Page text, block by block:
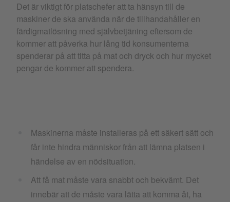
Det är viktigt för platschefer att ta hänsyn till de
maskiner de ska använda när de tillhandahåller en
färdigmatlösning med självbetjäning eftersom de
kommer att påverka hur lång tid konsumenterna
spenderar på att titta på mat och dryck och hur mycket
pengar de kommer att spendera.
Maskinerna måste installeras på ett säkert sätt och
får inte hindra människor från att lämna platsen i
händelse av en nödsituation.
Att få mat måste vara snabbt och bekvämt. Det
innebär att de måste vara lätta att komma åt, ha